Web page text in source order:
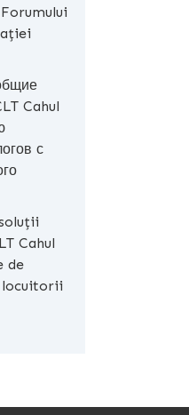
Cahul
с
Cahul
de
locuitorii